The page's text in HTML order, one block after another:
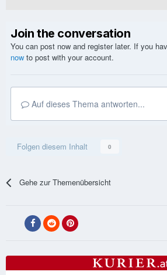
Join the conversation
You can post now and register later. If you
now to post with your account.
Auf dieses Thema antworten...
Folgen diesem Inhalt 0
Gehe zur Themenübersicht